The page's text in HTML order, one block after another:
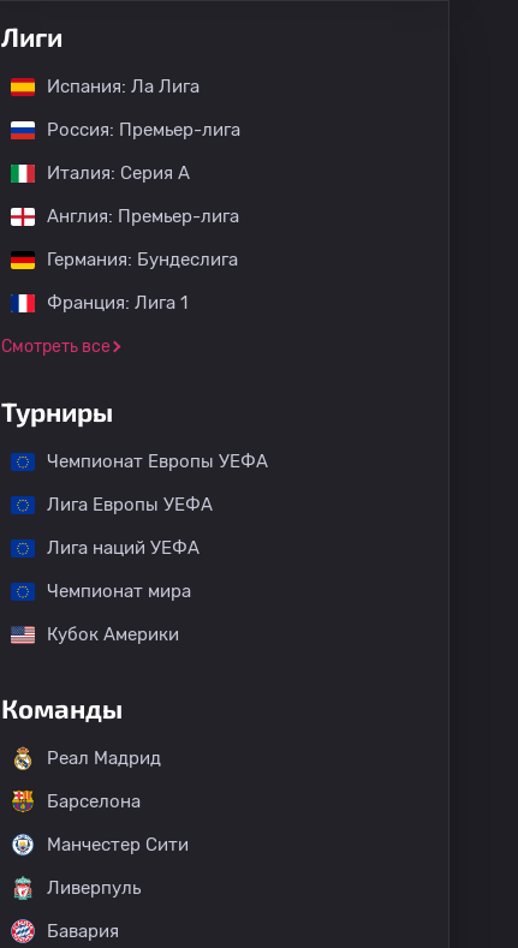
Лиги
Испания: Ла Лига
Россия: Премьер-лига
Италия: Серия А
Англия: Премьер-лига
Германия: Бундеслига
Франция: Лига 1
Смотреть все
Турниры
Чемпионат Европы УЕФА
Лига Европы УЕФА
Лига наций УЕФА
Чемпионат мира
Кубок Америки
Команды
Реал Мадрид
Барселона
Манчестер Сити
Ливерпуль
Бавария